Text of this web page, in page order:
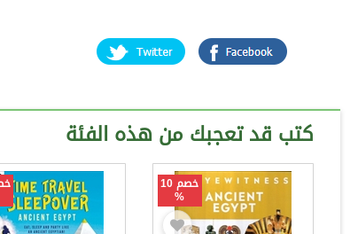
كتب قد تعجبك من هذه الفئة
خصم 10
%